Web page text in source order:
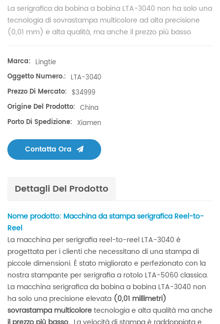
La serigrafica da bobina a bobina LTA-3040 non ha solo una
tecnologia di sovrastampa multicolore ad alta precisione
(0,01 mm) e alta qualità, ma anche il prezzo più basso.
Marca: Lingtie
Oggetto Numero.: LTA-3040
Prezzo Di Mercato: $34999
Origine Del Prodotto: China
Porto Di Spedizione: Xiamen
Contatta Ora
Dettagli Del Prodotto
Nome prodotto: Macchina da stampa serigrafica Reel-to-
Reel
La macchina per serigrafia reel-to-reel LTA-3040 è
progettata per i clienti che necessitano di una stampa di
piccole dimensioni. È stato migliorato e perfezionato con la
nostra stampante per serigrafia a rotolo LTA-5060 classica.
La macchina serigrafica da bobina a bobina LTA-3040 non
ha solo una precisione elevata (0,01 millimetri)
sovrastampa multicoloretecnologia e alta qualità ma anche